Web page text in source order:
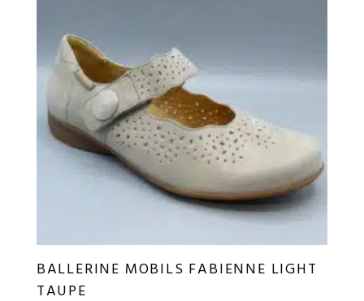
BALLERINE MOBILS FABIENNE LIGHT
TAUPE